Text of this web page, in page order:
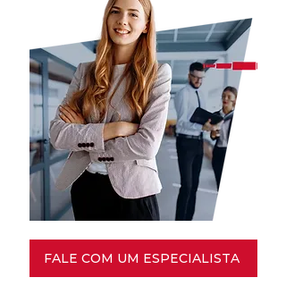
FALE COM UM ESPECIALISTA